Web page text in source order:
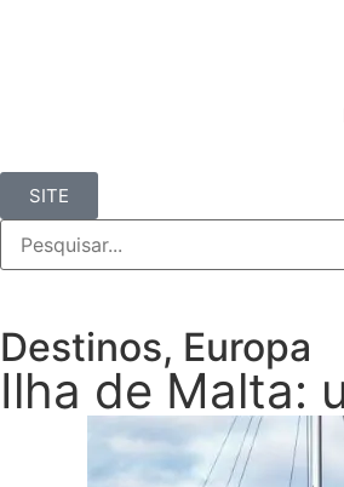
SITE
Destinos, Europa
Ilha de Malta: